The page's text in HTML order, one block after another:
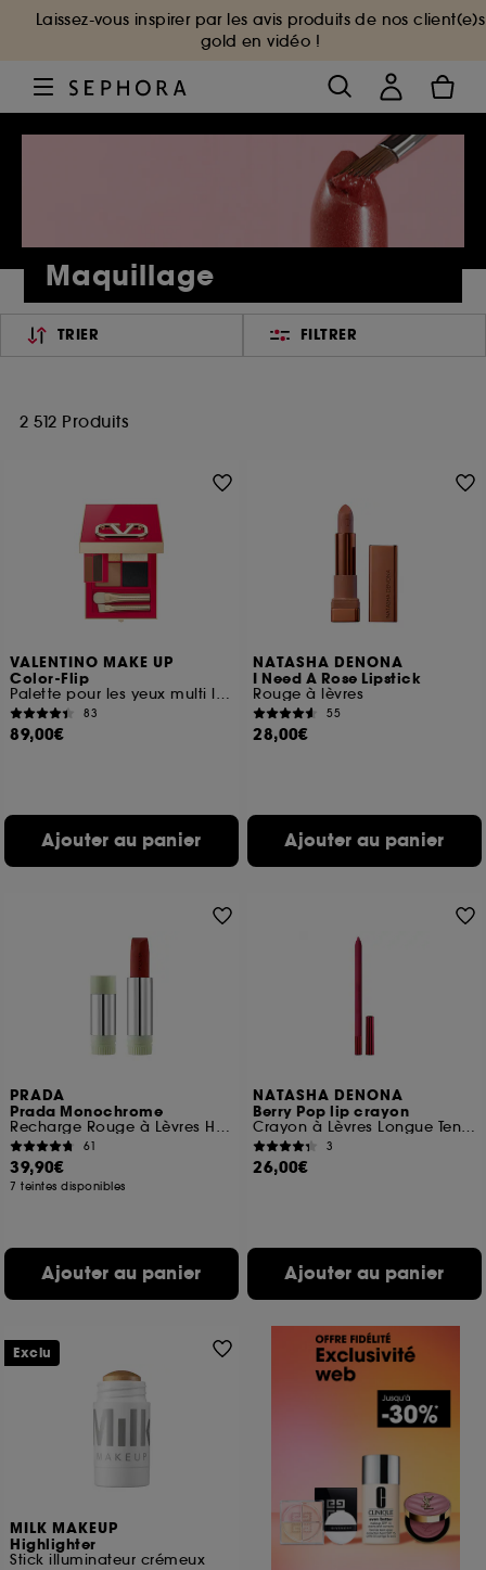
Laissez-vous inspirer par les avis produits de nos client(e)s
gold en vidéo !
Maquillage
TRIER FILTRER
2 512 Produits
VALENTINO MAKE UP
Color-Flip
Palette pour les yeux multi look 8 couleurs
83
89,00€
Ajouter au panier
NATASHA DENONA
I Need A Rose Lipstick
Rouge à lèvres
55
28,00€
Ajouter au panier
PRADA
Prada Monochrome
Recharge Rouge à Lèvres Hyper Matte Confort et Longue Tenue
61
39,90€
7 teintes disponibles
Ajouter au panier
NATASHA DENONA
Berry Pop lip crayon
Crayon à Lèvres Longue Tenue
3
26,00€
Ajouter au panier
MILK MAKEUP
Highlighter
Stick illuminateur crémeux
Exclu